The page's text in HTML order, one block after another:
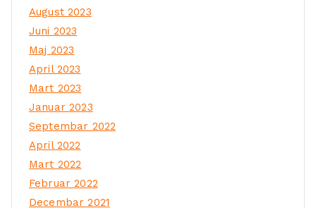
August 2023
Juni 2023
Maj 2023
April 2023
Mart 2023
Januar 2023
Septembar 2022
April 2022
Mart 2022
Februar 2022
Decembar 2021